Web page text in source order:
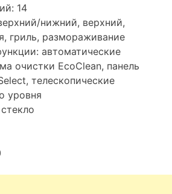
14
нижний, верхний,
гриль, размораживание
автоматические
очистки EcoClean, панель
телескопические
уровня